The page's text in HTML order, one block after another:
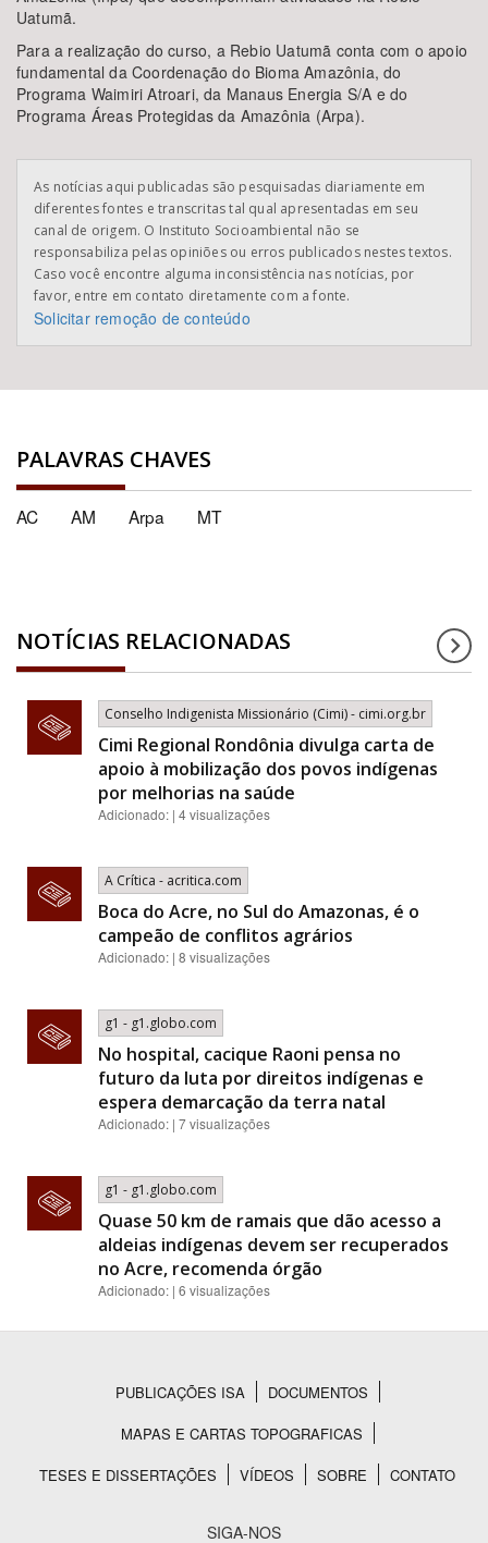
Uatumã.
Para a realização do curso, a Rebio Uatumã conta com o apoio
fundamental da Coordenação do Bioma Amazônia, do
Programa Waimiri Atroari, da Manaus Energia S/A e do
Programa Áreas Protegidas da Amazônia (Arpa).
As notícias aqui publicadas são pesquisadas diariamente em
diferentes fontes e transcritas tal qual apresentadas em seu
canal de origem. O Instituto Socioambiental não se
responsabiliza pelas opiniões ou erros publicados nestes textos.
Caso você encontre alguma inconsistência nas notícias, por
favor, entre em contato diretamente com a fonte.
Solicitar remoção de conteúdo
PALAVRAS CHAVES
AC AM Arpa MT
NOTÍCIAS RELACIONADAS
Conselho Indigenista Missionário (Cimi) - cimi.org.br
Cimi Regional Rondônia divulga carta de
apoio à mobilização dos povos indígenas
por melhorias na saúde
Adicionado: | 4 visualizações
A Crítica - acritica.com
Boca do Acre, no Sul do Amazonas, é o
campeão de conflitos agrários
Adicionado: | 8 visualizações
g1 - g1.globo.com
No hospital, cacique Raoni pensa no
futuro da luta por direitos indígenas e
espera demarcação da terra natal
Adicionado: | 7 visualizações
g1 - g1.globo.com
Quase 50 km de ramais que dão acesso a
aldeias indígenas devem ser recuperados
no Acre, recomenda órgão
Adicionado: | 6 visualizações
Rodapé
PUBLICAÇÕES ISA
DOCUMENTOS
MAPAS E CARTAS TOPOGRAFICAS
TESES E DISSERTAÇÕES
VÍDEOS SOBRE CONTATO
SIGA-NOS